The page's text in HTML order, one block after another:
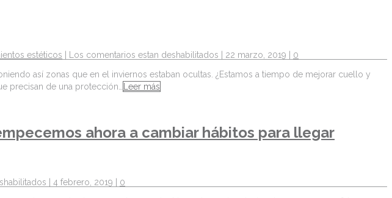
estéticos Los comentarios estan deshabilitados | 22 marzo, 2019 | 0
así zonas que en el inviernos estaban ocultas. ¿Estamos a tiempo de mejorar cuello y
precisan de una protección…
Leer más
ahora a cambiar hábitos para llegar
| 4 febrero, 2019 | 0